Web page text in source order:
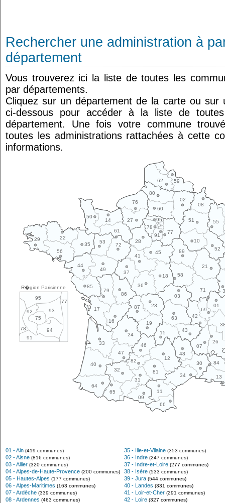
Rechercher une administration à
département
Vous trouverez ici la liste de toutes les
par départements.
Cliquez sur un département de la carte ou sur
ci-dessous pour accéder à la liste de
département. Une fois votre commune
toutes les administrations rattachées à cette
informations.
R�gion Parisienne
77
78
91
95
93
75
94
92
10
11
12
13
14
15
16
17
18
19
21
22
23
24
26
27
28
29
30
31
32
33
34
35
36
37
40
41
42
43
44
45
46
47
48
49
50
51
52
53
55
56
58
59
60
61
62
63
64
65
66
69
01
02
03
07
08
09
71
72
76
77
78
79
80
81
82 84
85
86
87
89
91
95
01 - Ain (419 communes)
02 - Aisne (816 communes)
03 - Allier (320 communes)
04 - Alpes-de-Haute-Provence (200 communes)
05 - Hautes-Alpes (177 communes)
06 - Alpes-Maritimes (163 communes)
07 - Ardèche (339 communes)
08 - Ardennes (463 communes)
35 - Ille-et-Vilaine (353 communes)
36 - Indre (247 communes)
37 - Indre-et-Loire (277 communes)
38 - Isère (533 communes)
39 - Jura (544 communes)
40 - Landes (331 communes)
41 - Loir-et-Cher (291 communes)
42 - Loire (327 communes)